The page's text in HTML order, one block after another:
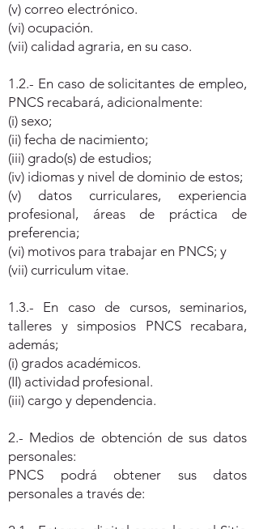
(v) correo electrónico.
(vi) ocupación.
(vii) calidad agraria, en su caso.
1.2.- En caso de solicitantes de empleo,
PNCS recabará, adicionalmente:
(i) sexo;
(ii) fecha de nacimiento;
(iii) grado(s) de estudios;
(iv) idiomas y nivel de dominio de estos;
(v) datos curriculares, experiencia
profesional, áreas de práctica de
preferencia;
(vi) motivos para trabajar en PNCS; y
(vii) curriculum vitae.
1.3.- En caso de cursos, seminarios,
talleres y simposios PNCS recabara,
además;
(i) grados académicos.
(II) actividad profesional.
(iii) cargo y dependencia.
2.- Medios de obtención de sus datos
personales:
PNCS podrá obtener sus datos
personales a través de: